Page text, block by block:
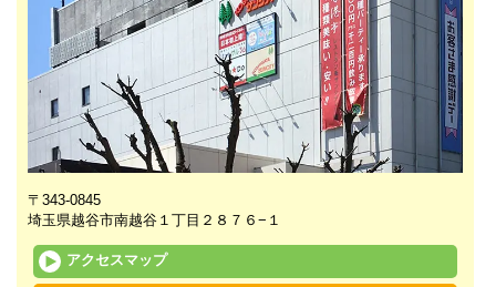
〒343-0845
埼玉県越谷市南越谷１丁目２８７６−１
アクセスマップ